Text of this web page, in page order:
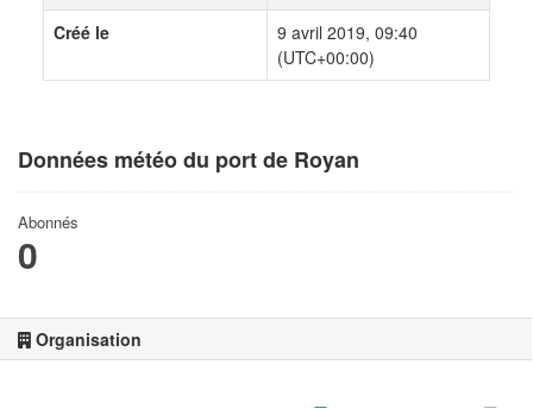
Données météo du port de Royan
Abonnés
0
Organisation
Créé le
9 avril 2019, 09:40
(UTC+00:00)